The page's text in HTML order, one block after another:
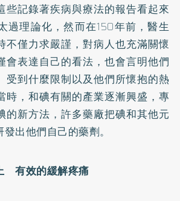
些記錄著疾病與療法的報告看起來
過理論化，然而在150年前，醫生
不僅力求嚴謹，對病人也充滿關懷
會表達自己的看法，也會言明他們
受到什麼限制以及他們所懷抱的熱
時，和碘有關的產業逐漸興盛，專
的新方法，許多藥廠把碘和其他元
出他們自己的藥劑。
有效的緩解疼痛